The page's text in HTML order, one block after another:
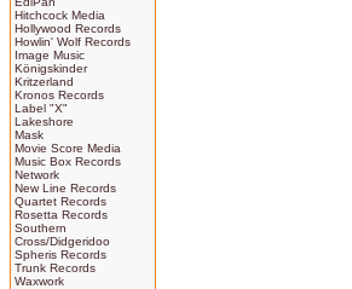
Hitchcock Media
Hollywood Records
Howlin' Wolf Records
Image Music
Königskinder
Kritzerland
Kronos Records
Label "X"
Lakeshore
Mask
Movie Score Media
Music Box Records
Network
New Line Records
Quartet Records
Rosetta Records
Southern
Cross/Didgeridoo
Spheris Records
Trunk Records
Waxwork